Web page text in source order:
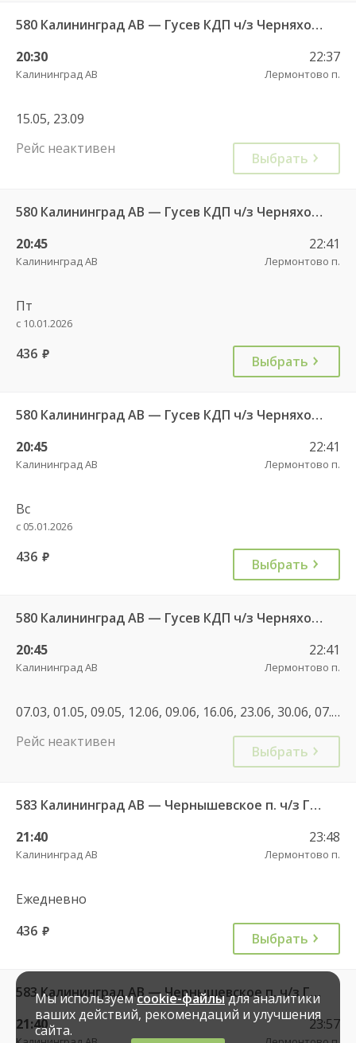
580 Калининград АВ — Гусев КДП ч/з Черняховск АС
20:30
Калининград АВ
22:37
Лермонтово п.
15.05, 23.09
Рейс неактивен
Выбрать
580 Калининград АВ — Гусев КДП ч/з Черняховск АС
20:45
Калининград АВ
22:41
Лермонтово п.
Пт
с 10.01.2026
436 руб. Выбрать
580 Калининград АВ — Гусев КДП ч/з Черняховск АС
20:45
Калининград АВ
22:41
Лермонтово п.
Вс
с 05.01.2026
436 руб. Выбрать
580 Калининград АВ — Гусев КДП ч/з Черняховск АС
20:45
Калининград АВ
22:41
Лермонтово п.
07.03, 01.05, 09.05, 12.06, 09.06, 16.06, 23.06, 30.06, 07.07, 06.11, 08.01, 22.02, 01.05, 30.06, 08.09, 04.11, 07.05, 30.04, 11.06, 01.11, 04.11
Рейс неактивен
Выбрать
583 Калининград АВ — Чернышевское п. ч/з Гвардейск КДП, Черняховск АС
21:40
Калининград АВ
23:48
Лермонтово п.
Ежедневно
436 руб. Выбрать
583 Калининград АВ — Чернышевское п. ч/з Гвардейск КДП, Черняховск АС
21:40
23:57
Мы используемcookie-файлыдля аналитики
ваших действий, рекомендаций и улучшения
сайта.